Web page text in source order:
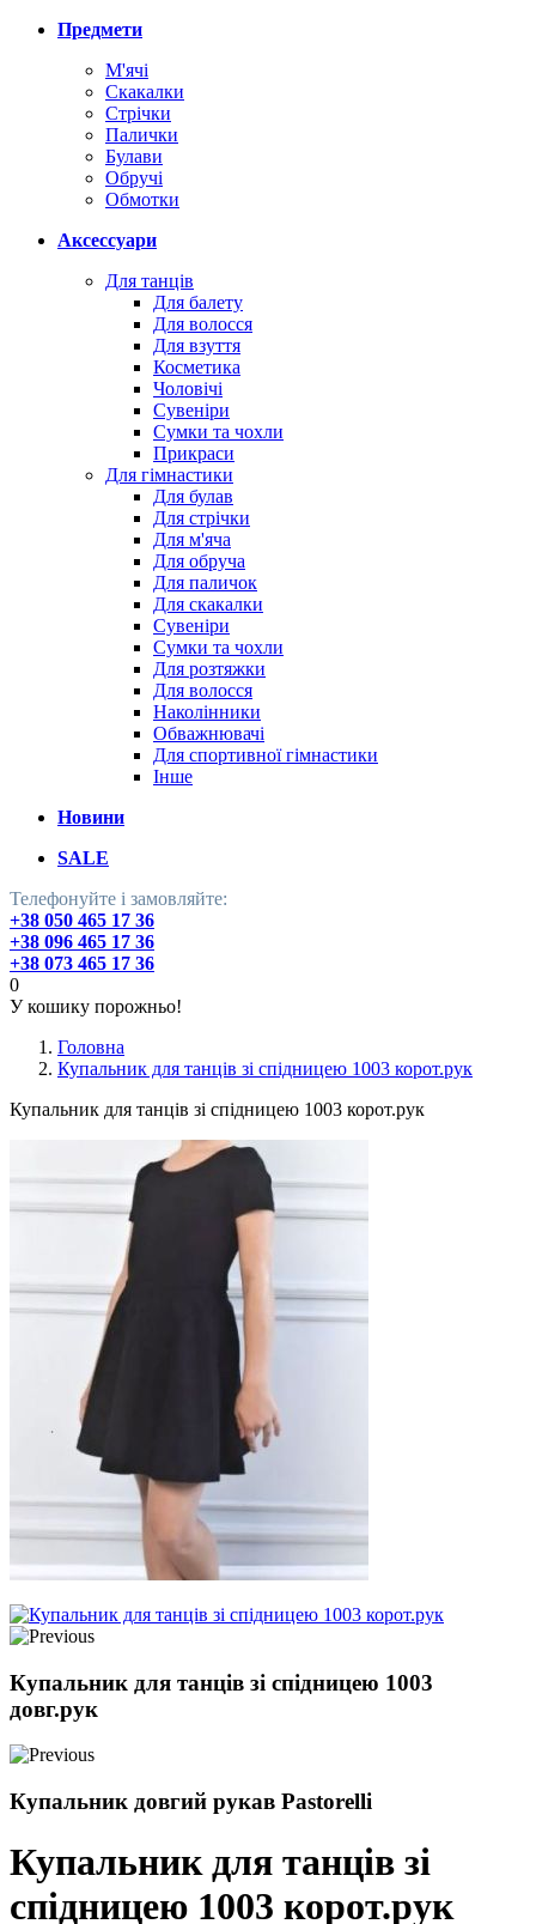
Предмети
М'ячі
Скакалки
Стрічки
Палички
Булави
Обручі
Обмотки
Аксессуари
Для танців
Для балету
Для волосся
Для взуття
Косметика
Чоловічі
Сувеніри
Сумки та чохли
Прикраси
Для гімнастики
Для булав
Для стрічки
Для м'яча
Для обруча
Для паличок
Для скакалки
Сувеніри
Сумки та чохли
Для розтяжки
Для волосся
Наколінники
Обважнювачі
Для спортивної гімнастики
Інше
Новини
SALE
Телефонуйте і замовляйте:
+38 050 465 17 36
+38 096 465 17 36
+38 073 465 17 36
0
У кошику порожньо!
Головна
Купальник для танців зі спідницею 1003 корот.рук
Купальник для танців зі спідницею 1003 корот.рук
Купальник для танців зі спідницею 1003
довг.рук
Купальник довгий рукав Pastorelli
Купальник для танців зі
спідницею 1003 корот.рук